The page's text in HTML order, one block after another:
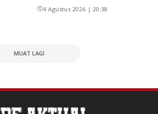
4 Agustus 2026 | 20:38
MUAT LAGI